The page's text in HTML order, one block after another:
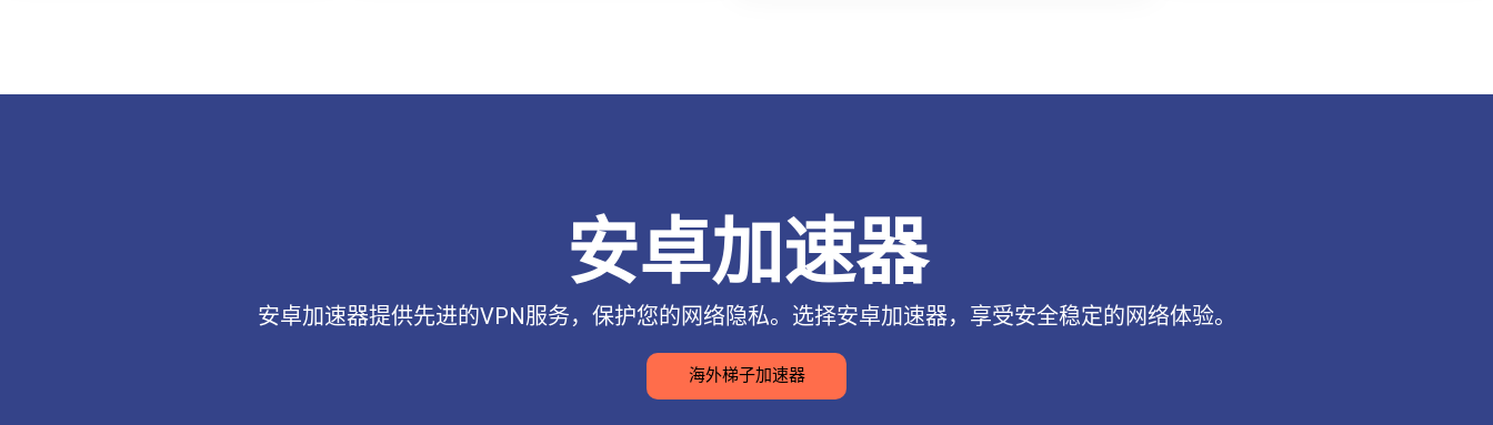
安卓加速器
安卓加速器提供先进的VPN服务，保护您的网络隐私。选择安卓加速器，享受安全稳定的网络体验。
海外梯子加速器